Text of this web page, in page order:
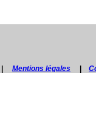
Mentions légales